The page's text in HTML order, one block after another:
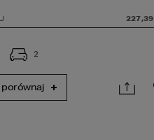
227,39
2
porównaj